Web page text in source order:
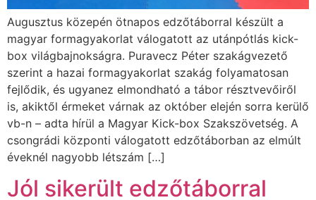
Augusztus közepén ötnapos edzőtáborral készült a
magyar formagyakorlat válogatott az utánpótlás kick-
box világbajnokságra. Puravecz Péter szakágvezető
szerint a hazai formagyakorlat szakág folyamatosan
fejlődik, és ugyanez elmondható a tábor résztvevőiről
is, akiktől érmeket várnak az október elején sorra kerülő
vb-n – adta hírül a Magyar Kick-box Szakszövetség. A
csongrádi központi válogatott edzőtáborban az elmúlt
éveknél nagyobb létszám […]
Jól sikerült edzőtáborral